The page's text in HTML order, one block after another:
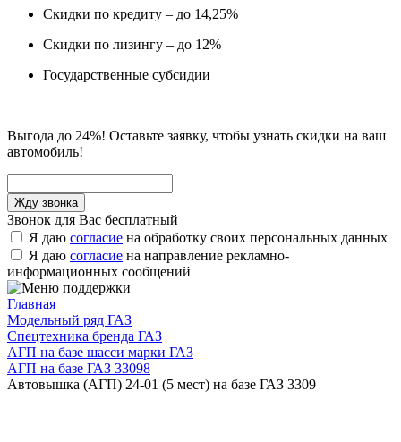
Скидки по кредиту – до 14,25%
Скидки по лизингу – до 12%
Государственные субсидии
Выгода до 24%! Оставьте заявку, чтобы узнать скидки на ваш
автомобиль!
Звонок для Вас бесплатный
Я даю согласие на обработку своих персональных данных
Я даю согласие на направление рекламно-
информационных сообщений
Главная
Модельный ряд ГАЗ
Спецтехника бренда ГАЗ
АГП на базе шасси марки ГАЗ
АГП на базе ГАЗ 33098
Автовышка (АГП) 24-01 (5 мест) на базе ГАЗ 3309